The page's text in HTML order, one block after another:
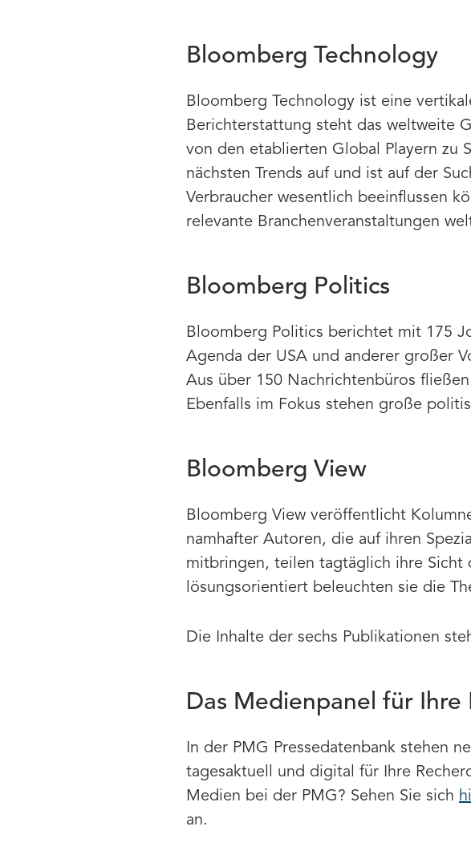
Bloomberg Technology
Bloomberg Technology ist eine
Berichterstattung steht das weltweite
von den etablierten Global Playern zu
nächsten Trends auf und ist auf der
Verbraucher wesentlich beeinflussen
relevante Branchenveranstaltungen
Bloomberg Politics
Bloomberg Politics berichtet mit 175
Agenda der USA und anderer großer
Aus über 150 Nachrichtenbüros
Ebenfalls im Fokus stehen große
Bloomberg View
Bloomberg View veröffentlicht
namhafter Autoren, die auf ihren
mitbringen, teilen tagtäglich ihre Sicht
lösungsorientiert beleuchten sie die
Die Inhalte der sechs Publikationen
Das Medienpanel für Ihre
In der PMG Pressedatenbank stehen
tagesaktuell und digital für Ihre
Medien bei der PMG? Sehen Sie sich
an.